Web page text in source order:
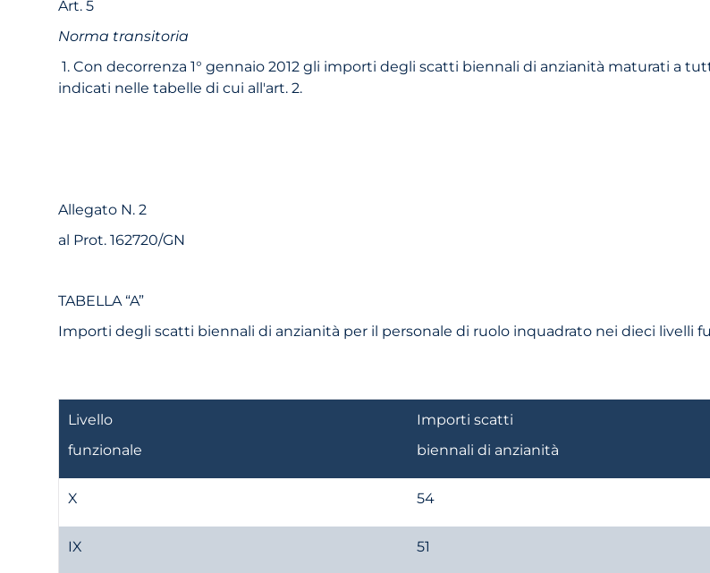
Art. 5
Norma transitoria
1. Con decorrenza 1° gennaio 2012 gli importi degli scatti biennali di anzianità maturati a
indicati nelle tabelle di cui all'art. 2.
Allegato N. 2
al Prot. 162720/GN
TABELLA “A”
Importi degli scatti biennali di anzianità per il personale di ruolo inquadrato nei dieci livelli
Livello
funzionale
Importi scatti
biennali di anzianità
X 54
IX 51